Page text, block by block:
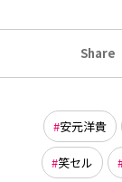
Share
安元洋貴
笑セル